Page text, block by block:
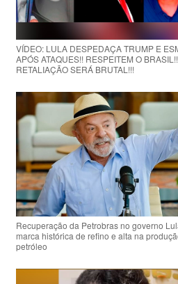
VÍDEO: LULA DESPEDAÇA TRUMP E
APÓS ATAQUES!! RESPEITEM O BRASIL!!
RETALIAÇÃO SERÁ BRUTAL!!!
Recuperação da Petrobras no governo
marca histórica de refino e alta na
petróleo